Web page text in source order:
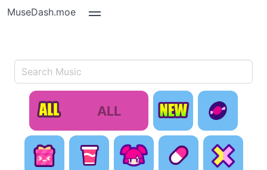
MuseDash.moe
ALL New
콘셉트 팩오타쿠의 쾌
락 모음
귀여움은 정
의다
치유는 포기
했어